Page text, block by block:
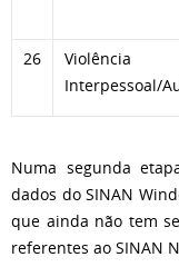
26
Violência
Interpessoal/
Numa segunda
dados do SINAN
que ainda não tem
referentes ao SINAN